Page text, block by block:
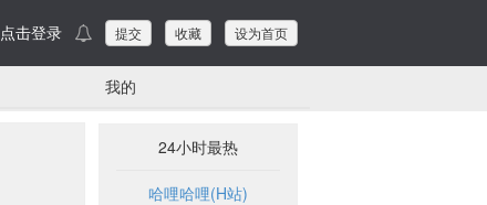
点击登录 提交 收藏 设为首页
我的
24小时最热
哈哩哈哩(H站)